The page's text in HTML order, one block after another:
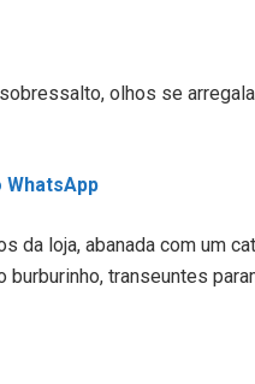
olhos se
WhatsApp
da loja, abanada com um
transeuntes